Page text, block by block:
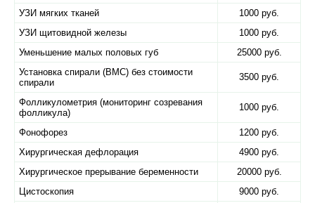
УЗИ мягких тканей
1000 руб.
УЗИ щитовидной железы
1000 руб.
Уменьшение малых половых губ
25000 руб.
Установка спирали (ВМС) без стоимости
спирали
3500 руб.
Фолликулометрия (мониторинг созревания
фолликула)
1000 руб.
Фонофорез
1200 руб.
Хирургическая дефлорация
4900 руб.
Хирургическое прерывание беременности
20000 руб.
Цистоскопия
9000 руб.